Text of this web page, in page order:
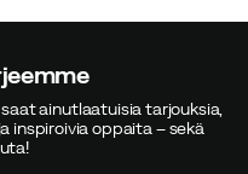
ainutlaatuisia tarjouksia,
inspiroivia oppaita – sekä